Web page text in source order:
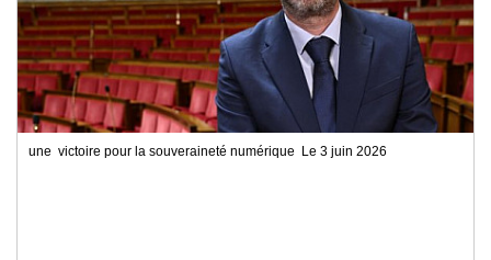
une victoire pour la souveraineté numérique Le 3 juin 2026